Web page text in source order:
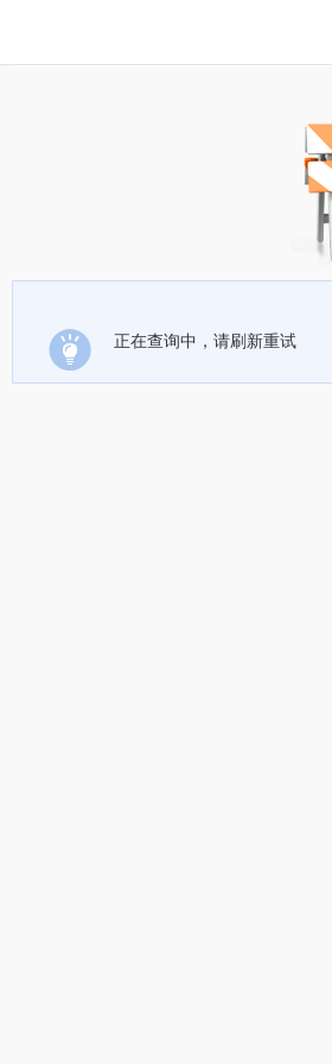
正在查询中，请刷新重试